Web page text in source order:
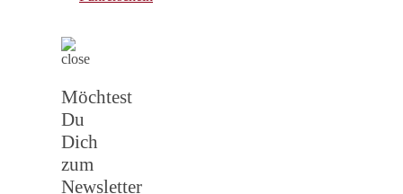
Möchtest
Du
Dich
zum
Newsletter